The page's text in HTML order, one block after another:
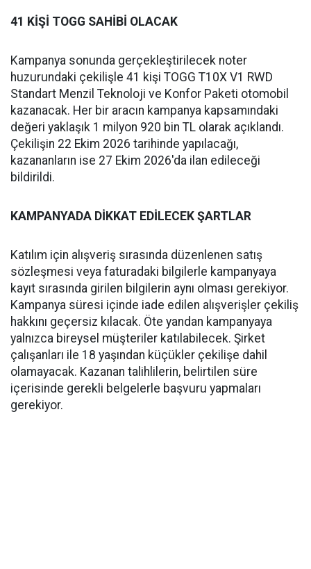
41 KİŞİ TOGG SAHİBİ OLACAK
Kampanya sonunda gerçekleştirilecek noter
huzurundaki çekilişle 41 kişi TOGG T10X V1 RWD
Standart Menzil Teknoloji ve Konfor Paketi otomobil
kazanacak. Her bir aracın kampanya kapsamındaki
değeri yaklaşık 1 milyon 920 bin TL olarak açıklandı.
Çekilişin 22 Ekim 2026 tarihinde yapılacağı,
kazananların ise 27 Ekim 2026'da ilan edileceği
bildirildi.
KAMPANYADA DİKKAT EDİLECEK ŞARTLAR
Katılım için alışveriş sırasında düzenlenen satış
sözleşmesi veya faturadaki bilgilerle kampanyaya
kayıt sırasında girilen bilgilerin aynı olması gerekiyor.
Kampanya süresi içinde iade edilen alışverişler çekiliş
hakkını geçersiz kılacak. Öte yandan kampanyaya
yalnızca bireysel müşteriler katılabilecek. Şirket
çalışanları ile 18 yaşından küçükler çekilişe dahil
olamayacak. Kazanan talihlilerin, belirtilen süre
içerisinde gerekli belgelerle başvuru yapmaları
gerekiyor.